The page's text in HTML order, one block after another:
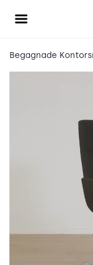
Öppna meny
Begagnade